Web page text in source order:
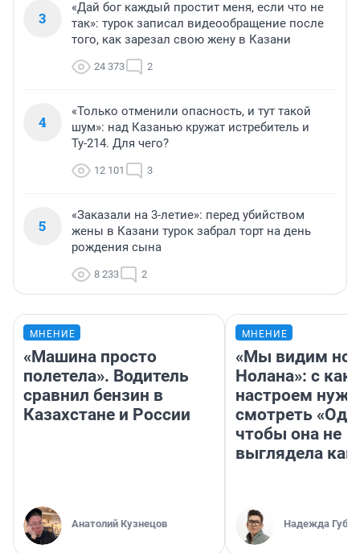
3
«Дай бог каждый простит меня, если что не
так»: турок записал видеообращение после
того, как зарезал свою жену в Казани
24 373 2
4
«Только отменили опасность, и тут такой
шум»: над Казанью кружат истребитель и
Ту-214. Для чего?
12 101 3
5
«Заказали на 3-летие»: перед убийством
жены в Казани турок забрал торт на день
рождения сына
8 233 2
МНЕНИЕ
«Машина просто
полетела». Водитель
сравнил бензин в
Казахстане и России
Анатолий Кузнецов
МНЕНИЕ
«Мы видим
Нолана»: с
настроем
смотреть
чтобы она не
выглядела как
Надежда